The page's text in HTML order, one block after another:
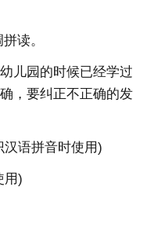
读。
园的时候已经学过
，要纠正不正确的发
语拼音时使用)
)